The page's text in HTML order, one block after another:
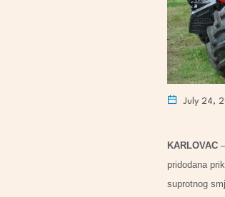
July 24,
KARLOVAC
pridodana
suprotnog